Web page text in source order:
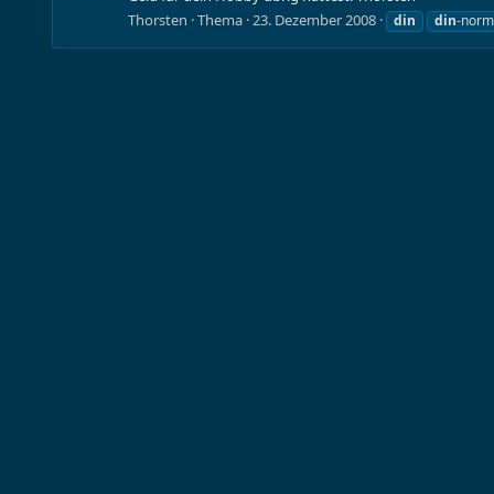
Thorsten Thema 23. Dezember 2008 din din-norm